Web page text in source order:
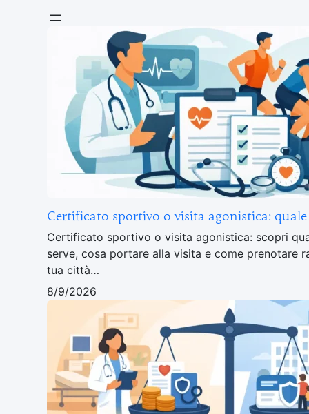
Certificato sportivo o visita agonistica: quale
Certificato sportivo o visita agonistica: scopri
serve, cosa portare alla visita e come prenotare
tua città…
8/9/2026